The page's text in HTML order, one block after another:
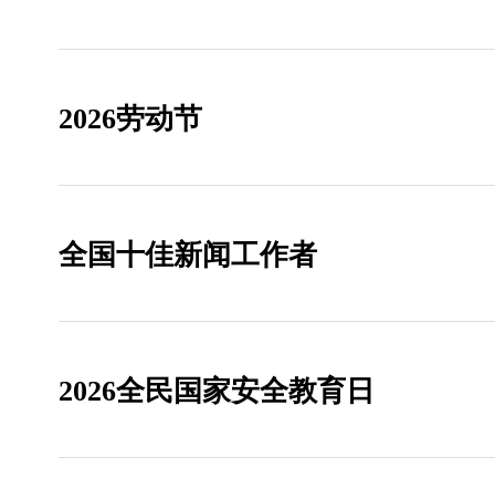
2026劳动节
全国十佳新闻工作者
2026全民国家安全教育日